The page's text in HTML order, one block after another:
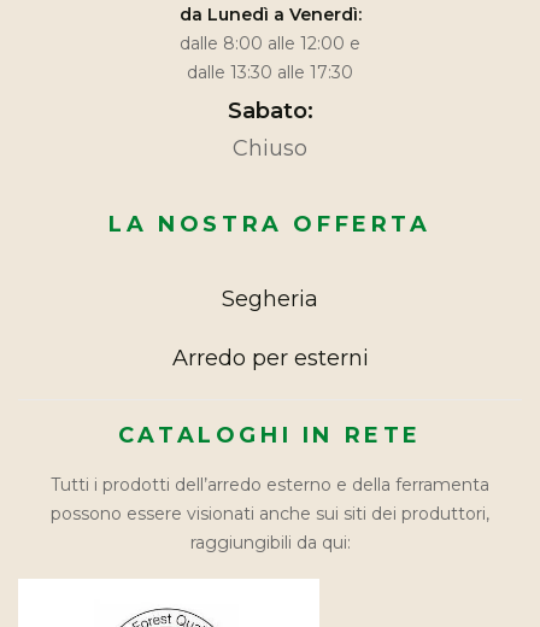
da Lunedì a Venerdì:
dalle 8:00 alle 12:00 e
dalle 13:30 alle 17:30
Sabato:
Chiuso
LA NOSTRA OFFERTA
Segheria
Arredo per esterni
CATALOGHI IN RETE
Tutti i prodotti dell’arredo esterno e della ferramenta
possono essere visionati anche sui siti dei produttori,
raggiungibili da qui: